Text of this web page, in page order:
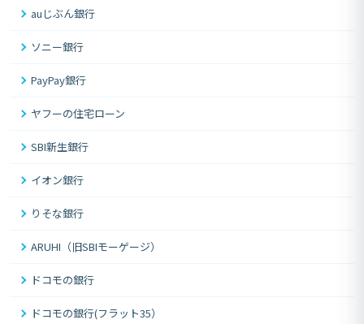
auじぶん銀行
ソニー銀行
PayPay銀行
ヤフーの住宅ローン
SBI新生銀行
イオン銀行
りそな銀行
ARUHI（旧SBIモーゲージ）
ドコモの銀行
ドコモの銀行(フラット35）